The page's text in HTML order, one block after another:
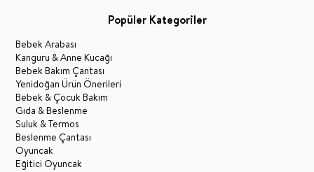
Popüler Kategoriler
Bebek Arabası
Kanguru & Anne Kucağı
Bebek Bakım Çantası
Yenidoğan Ürün Önerileri
Bebek & Çocuk Bakım
Gıda & Beslenme
Suluk & Termos
Beslenme Çantası
Oyuncak
Eğitici Oyuncak